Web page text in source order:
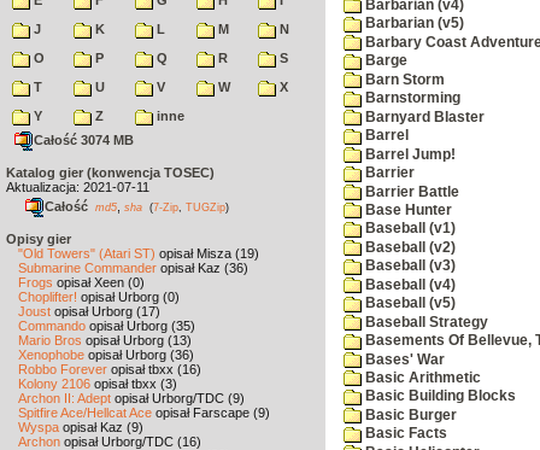
J
K L M
N
O
P Q R
S
T
U V W
X
Y
Z
inne
Całość 3074 MB
Katalog gier (konwencja TOSEC)
Aktualizacja: 2021-07-11
Całość md5 sha (7-Zip TUGZip)
Opisy gier
"Old Towers" (Atari ST) opisał Misza (19)
Submarine Commander opisał Kaz (36)
Frogs opisał Xeen (0)
Choplifter! opisał Urborg (0)
Joust opisał Urborg (17)
Commando opisał Urborg (35)
Mario Bros opisał Urborg (13)
Xenophobe opisał Urborg (36)
Robbo Forever opisał tbxx (16)
Kolony 2106 opisał tbxx (3)
Archon II: Adept opisał Urborg/TDC (9)
Spitfire Ace/Hellcat Ace opisał Farscape (9)
Wyspa opisał Kaz (9)
Archon opisał Urborg/TDC (16)
Barbarian (v4)
Barbarian (v5)
Barbary Coast
Barge
Barn Storm
Barnstorming
Barnyard Blaster
Barrel
Barrel Jump!
Barrier
Barrier Battle
Base Hunter
Baseball (v1)
Baseball (v2)
Baseball (v3)
Baseball (v4)
Baseball (v5)
Baseball Strategy
Basements Of Bellevue,
Bases' War
Basic Arithmetic
Basic Building Blocks
Basic Burger
Basic Facts